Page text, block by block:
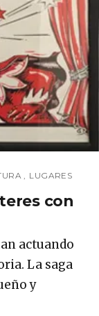
, LUGARES
con
actuando
La saga
y